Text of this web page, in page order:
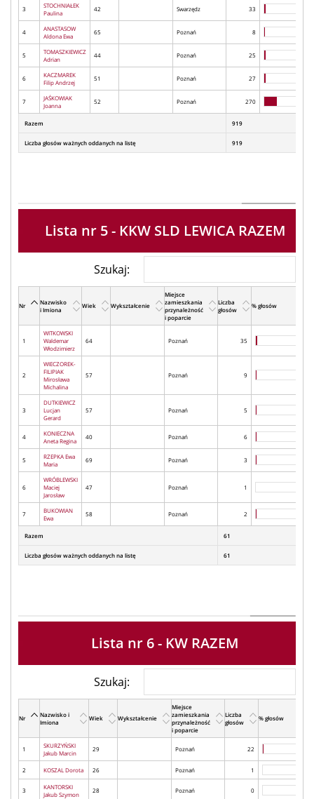
3
STOCHNIAŁEK
Paulina
42 Swarzędz 33
4
ANASTASOW
Aldona Ewa
65 Poznań 8
5
TOMASZKIEWICZ
Adrian
44 Poznań 25
6
KACZMAREK
Filip Andrzej
51 Poznań 27
7
JAŚKOWIAK
Joanna
52 Poznań 270
Razem 919
Liczba głosów ważnych oddanych na listę 919
Lista nr 5 - KKW SLD LEWICA RAZEM
Szukaj:
Nr
Nazwisko
i Imiona
Wiek Wykształcenie
Miejsce
zamieszkania
przynależność
i poparcie
Liczba
głosów
% głosów
1
WITKOWSKI
Waldemar
Włodzimierz
64 Poznań 35
2
WIECZOREK-
FILIPIAK
Mirosława
Michalina
57 Poznań 9
3
DUTKIEWICZ
Lucjan
Gerard
57 Poznań 5
4
KONIECZNA
Aneta Regina
40 Poznań 6
5
RZEPKA Ewa
Maria
69 Poznań 3
6
WRÓBLEWSKI
Maciej
Jarosław
47 Poznań 1
7
BUKOWIAN
Ewa
58 Poznań 2
Razem 61
Liczba głosów ważnych oddanych na listę 61
Lista nr 6 - KW RAZEM
Szukaj:
Nr
Nazwisko i
Imiona
Wiek Wykształcenie
Miejsce
zamieszkania
przynależność
i poparcie
Liczba
głosów
% głosów
1
SKURZYŃSKI
Jakub Marcin
29 Poznań 22
2 KOSZAL Dorota 26 Poznań 1
3
KANTORSKI
Jakub Szymon
28 Poznań 0